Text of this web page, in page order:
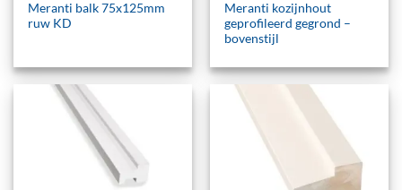
Meranti balk 75x125mm
ruw KD
Meranti kozijnhout
geprofileerd gegrond –
bovenstijl